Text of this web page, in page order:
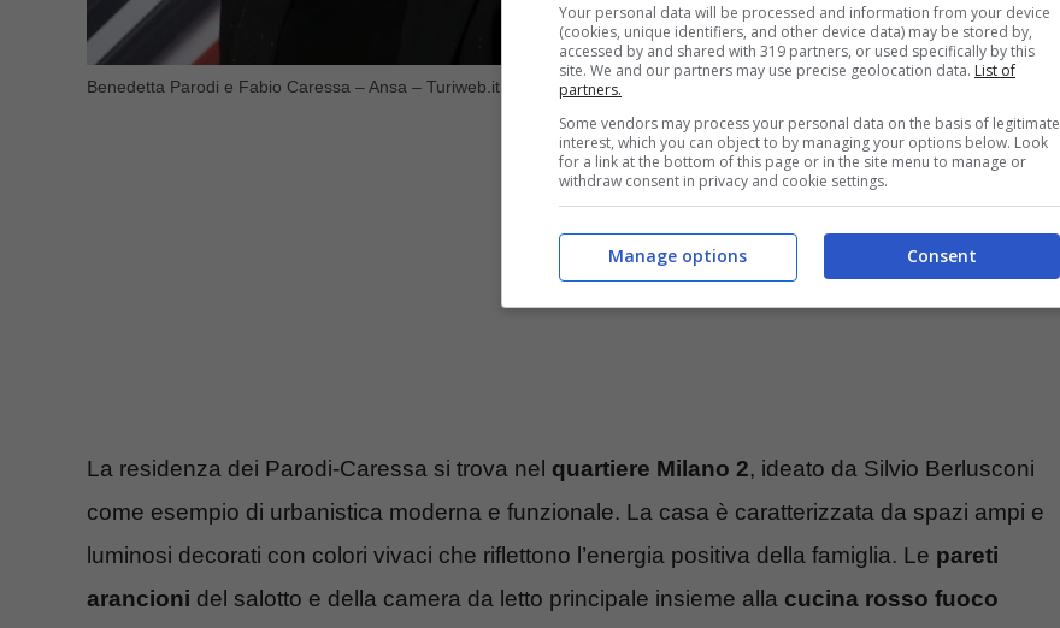
Benedetta Parodi e Fabio Caressa – Ansa – Turiweb.it
La residenza dei Parodi-Caressa si trova nel quartiere Milano 2, ideato da Silvio Berlusconi
come esempio di urbanistica moderna e funzionale. La casa è caratterizzata da spazi ampi e
luminosi decorati con colori vivaci che riflettono l’energia positiva della famiglia. Le pareti
arancioni del salotto e della camera da letto principale insieme alla cucina rosso fuoco
Your personal data will be processed and information from your device
(cookies, unique identifiers, and other device data) may be stored by,
accessed by and shared with 319 partners, or used specifically by this
site. We and our partners may use precise geolocation data. List of
partners.
Some vendors may process your personal data on the basis of legitimate
interest, which you can object to by managing your options below. Look
for a link at the bottom of this page or in the site menu to manage or
withdraw consent in privacy and cookie settings.
Consent
Manage options